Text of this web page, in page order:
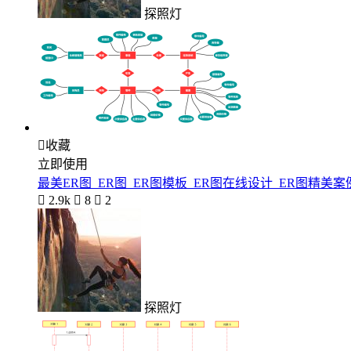
探照灯
收藏
立即使用
最美ER图_ER图_ER图模板_ER图在线设计_ER图精美案
 2.9k  8  2
探照灯